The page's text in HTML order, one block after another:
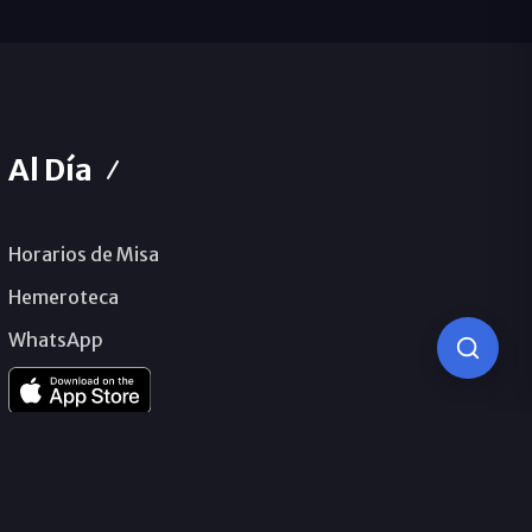
Al Día
Horarios de Misa
Hemeroteca
WhatsApp